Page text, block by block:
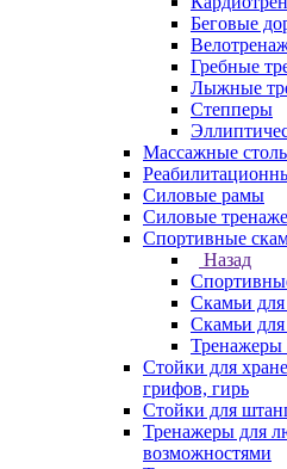
Беговые
Гребные
Лыжные
Степперы
Массажные
Силовые рамы
Силовые
Спортивные
Назад
Скамьи
Скамьи для
Тренажеры
Стойки для
грифов, гирь
Стойки для
Тренажеры для
возможностями